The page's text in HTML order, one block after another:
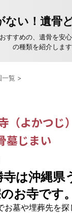
ない！遺骨
すすめの、遺骨を安
の種類を紹介します
一覧 >
（よかつじ
墓じまい
寺は沖縄県
お寺です。
お墓や埋葬先を